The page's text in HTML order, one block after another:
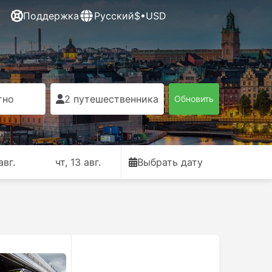
Поддержка Русский$•USD
2 путешественника Обновить
чт, 13 авг. Выбрать дату